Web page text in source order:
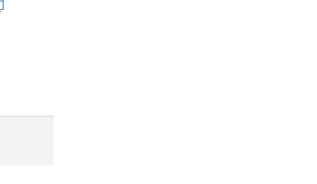
部サイトへリンク）
（別ウインドウで開きます）